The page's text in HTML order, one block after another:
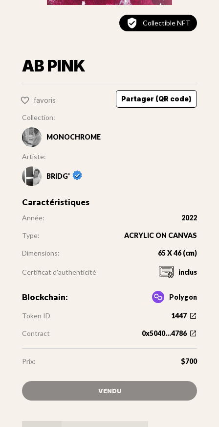
Collectible NFT
AB PINK
favoris Partager (QR code)
Collection:
MONOCHROME
Artiste:
BRIDG'
Caractéristiques
Année: 2022
Type: ACRYLIC ON CANVAS
Dimensions: 65 X 46 (cm)
Certificat d'authenticité inclus
Blockchain: Polygon
Token ID 1447
Contract 0x5040...4786
Prix: $700
VENDU